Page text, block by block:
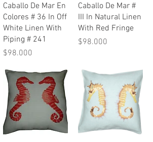
Vista rápida
Caballo De Mar En
Colores # 36 In Off
White Linen With
Piping # 241
Precio
$98.000
Vista rápida
Caballo De Mar #
III In Natural Linen
With Red Fringe
Precio
$98.000